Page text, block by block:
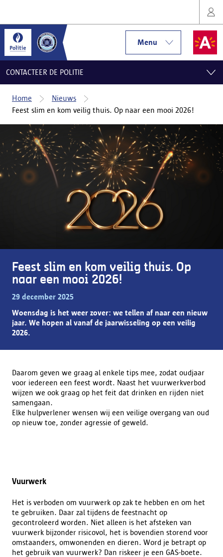
Menu
CONTACTEER DE POLITIE
Home
Nieuws
Feest slim en kom veilig thuis. Op naar een mooi 2026!
Feest slim en kom veilig thuis. Op
naar een mooi 2026!
29 december 2025
Woensdag is het weer zover: we tellen af naar een nieuw
jaar. We hopen al vanaf de jaarwisseling op een veilig
2026.
Daarom geven we graag al enkele tips mee, zodat oudjaar
voor iedereen een feest wordt. Naast het vuurwerkverbod
wijzen we ook graag op het feit dat drinken en rijden niet
samengaan.
Elke hulpverlener wensen wij een veilige overgang van oud
op nieuw toe, zonder agressie of geweld.
Vuurwerk
Het is verboden om vuurwerk op zak te hebben en om het
te gebruiken. Daar zal tijdens de feestnacht op
gecontroleerd worden. Niet alleen is het afsteken van
vuurwerk bijzonder risicovol, het is bovendien storend voor
omstaanders, omwonenden en dieren. Word je betrapt op
het gebruik van vuurwerk? Dan riskeer je een GAS-boete.